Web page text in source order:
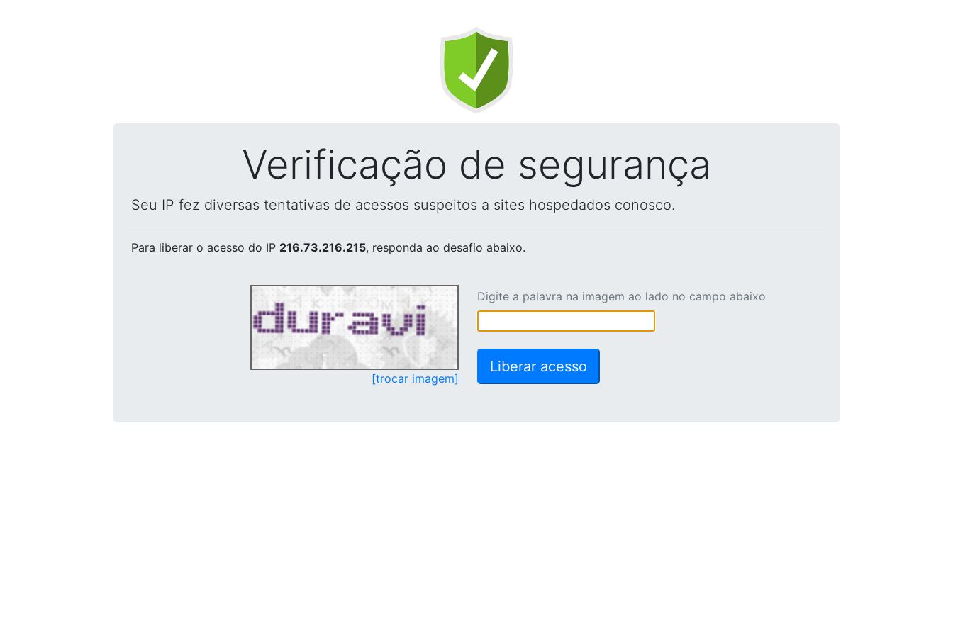
Verificação de segurança
Seu IP fez diversas tentativas de acessos suspeitos a sites hospedados conosco.
Para liberar o acesso do IP 216.73.216.215, responda ao desafio abaixo.
[trocar imagem]
Digite a palavra na imagem ao lado no campo abaixo